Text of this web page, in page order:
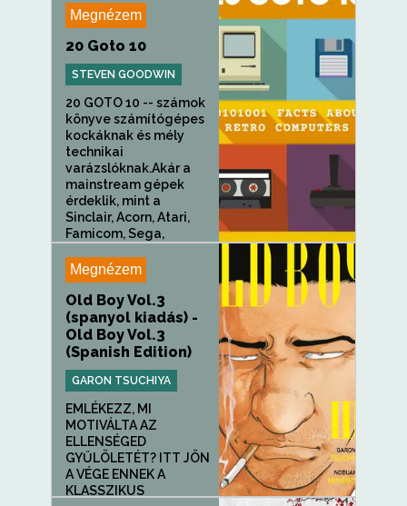
Megnézem
20 Goto 10
STEVEN GOODWIN
20 GOTO 10 -- számok
könyve számítógépes
kockáknak és mély
technikai
varázslóknak.Akár a
mainstream gépek
érdeklik, mint a
Sinclair, Acorn, Atari,
Famicom, Sega,
Megnézem
Old Boy Vol.3
(spanyol kiadás) -
Old Boy Vol.3
(Spanish Edition)
GARON TSUCHIYA
EMLÉKEZZ, MI
MOTIVÁLTA AZ
ELLENSÉGED
GYŰLÖLETÉT? ITT JÖN
A VÉGE ENNEK A
KLASSZIKUS